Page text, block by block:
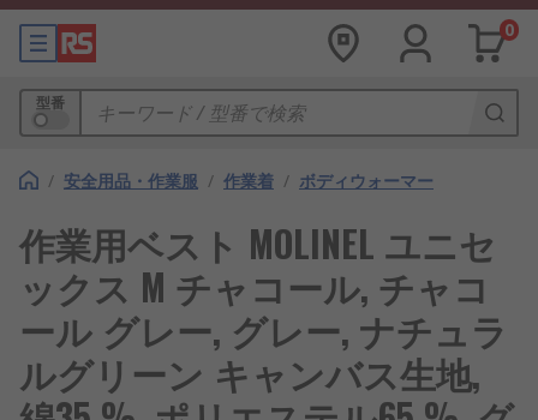
0
型番
/ 安全用品・作業服 / 作業着 / ボディウォーマー
作業用ベスト MOLINEL ユニセ
ックス M チャコール, チャコ
ール グレー, グレー, ナチュラ
ルグリーン キャンバス生地,